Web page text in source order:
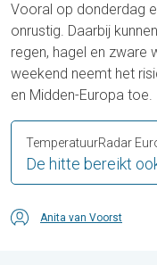
Vooral op donderdag
onrustig. Daarbij
regen, hagel en zware
weekend neemt het
en Midden-Europa toe.
De hitte bereikt
TemperatuurRadar
Anita van Voorst